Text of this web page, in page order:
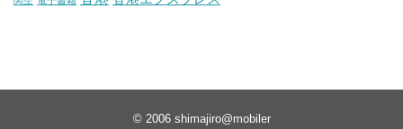
© 2006 shimajiro@mobiler